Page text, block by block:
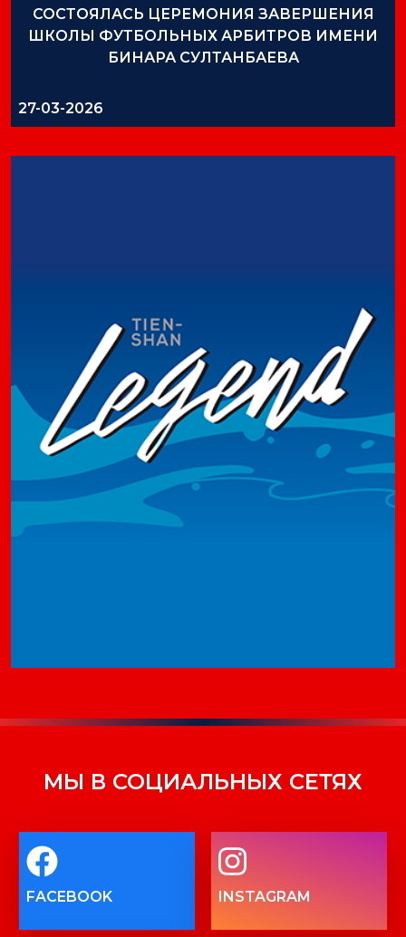
СОСТОЯЛАСЬ ЦЕРЕМОНИЯ ЗАВЕРШЕНИЯ
ШКОЛЫ ФУТБОЛЬНЫХ АРБИТРОВ ИМЕНИ
БИНАРА СУЛТАНБАЕВА
27-03-2026
МЫ В СОЦИАЛЬНЫХ СЕТЯХ
FACEBOOK INSTAGRAM